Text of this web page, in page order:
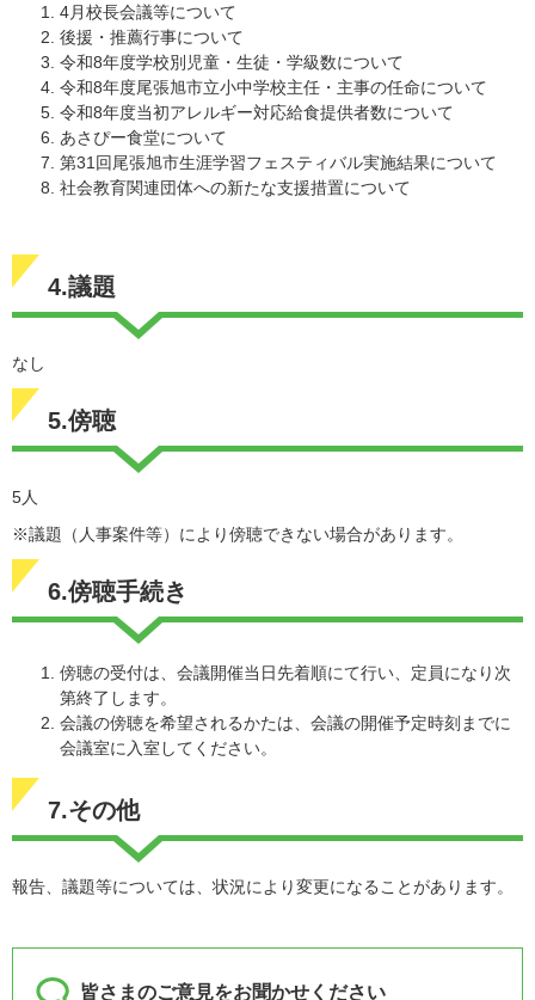
4月校長会議等について
後援・推薦行事について
令和8年度学校別児童・生徒・学級数について
令和8年度尾張旭市立小中学校主任・主事の任命について
令和8年度当初アレルギー対応給食提供者数について
あさぴー食堂について
第31回尾張旭市生涯学習フェスティバル実施結果について
社会教育関連団体への新たな支援措置について
4.議題
なし
5.傍聴
5人
※議題（人事案件等）により傍聴できない場合があります。
6.傍聴手続き
傍聴の受付は、会議開催当日先着順にて行い、定員になり次
第終了します。
会議の傍聴を希望されるかたは、会議の開催予定時刻までに
会議室に入室してください。
7.その他
報告、議題等については、状況により変更になることがあります。
皆さまのご意見をお聞かせください